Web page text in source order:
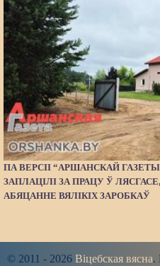
ПА ВЕРСІІ “АРШАНСКАЙ
ЗАПЛАЦІЛІ ЗА ПРАЦУ Ў
АБЯЦАННЕ ВЯЛІКІХ ЗАРОБКАЎ
© 2011 - 2026 Віцебская вясна.